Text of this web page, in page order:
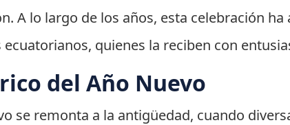
A lo largo de los años, esta celebración
ecuatorianos, quienes la reciben con
del Año Nuevo
se remonta a la antigüedad, cuando